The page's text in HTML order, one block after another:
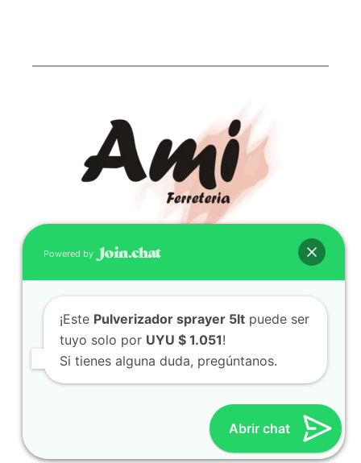
CONTACTO
(598) 099 466 212
correo@ferreami.com.uy
099 466 212
Facebook
Instagram
© 2021 – Ferretería AMI – Canelones, Uruguay | Creado
Viajar, Sudamérica en Auto
Powered by
¡Este Pulverizador sprayer 5lt puede ser
tuyo solo por UYU $ 1.051!
Si tienes alguna duda, pregúntanos.
Abrir chat